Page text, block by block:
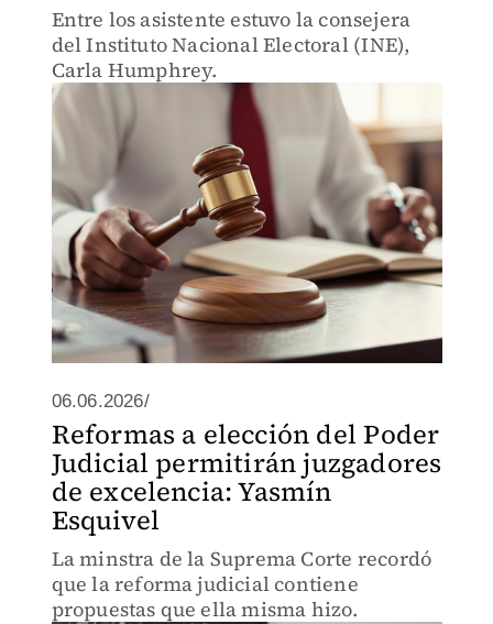
Entre los asistente estuvo la consejera
del Instituto Nacional Electoral (INE),
Carla Humphrey.
06.06.2026/
Reformas a elección del Poder
Judicial permitirán juzgadores
de excelencia: Yasmín
Esquivel
La minstra de la Suprema Corte recordó
que la reforma judicial contiene
propuestas que ella misma hizo.